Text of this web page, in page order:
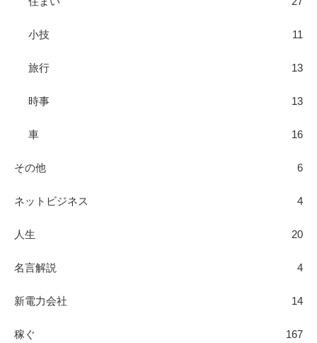
小技 11
旅行 13
時事 13
車 16
その他 6
ネットビジネス 4
人生 20
名言解説 4
新電力会社 14
稼ぐ 167